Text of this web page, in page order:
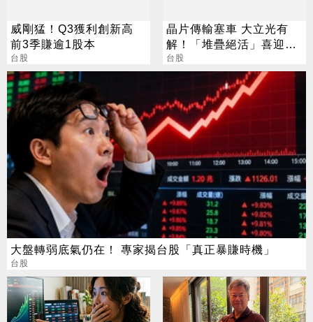
威剛猛！Q3獲利創新高
前3季賺逾1股本
台股
晶片傳輸塞車 大立光有
解！「堆疊絕活」喜迎第
二成長曲線
台股
大盤轉弱底氣仍在！ 專家揭台股「真正暴賺時機」
台股